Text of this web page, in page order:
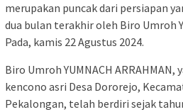
merupakan puncak dari persiapan
dua bulan terakhir oleh Biro Umroh
Pada, kamis 22 Agustus 2024.
Biro Umroh YUMNACH
kencono asri Desa Dororejo,
Pekalongan, telah berdiri sejak